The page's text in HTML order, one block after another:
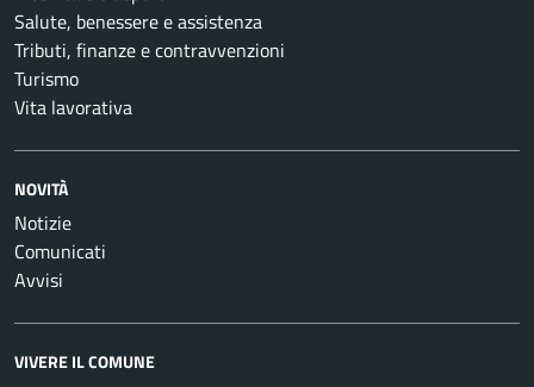
Salute, benessere e assistenza
Tributi, finanze e contravvenzioni
Turismo
Vita lavorativa
NOVITÀ
Notizie
Comunicati
Avvisi
VIVERE IL COMUNE